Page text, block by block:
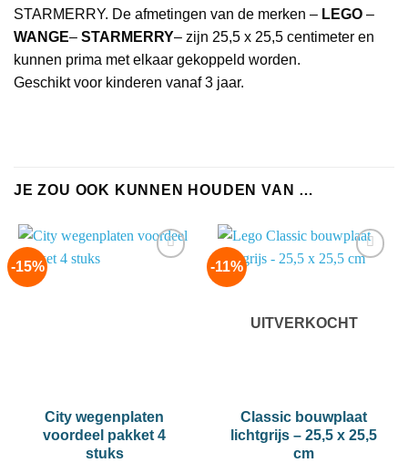
STARMERRY. De afmetingen van de merken – LEGO –
WANGE– STARMERRY– zijn 25,5 x 25,5 centimeter en
kunnen prima met elkaar gekoppeld worden.
Geschikt voor kinderen vanaf 3 jaar.
JE ZOU OOK KUNNEN HOUDEN VAN …
-15%
City wegenplaten
voordeel pakket 4
stuks
-11%
UITVERKOCHT
Classic bouwplaat
lichtgrijs – 25,5 x 25,5
cm